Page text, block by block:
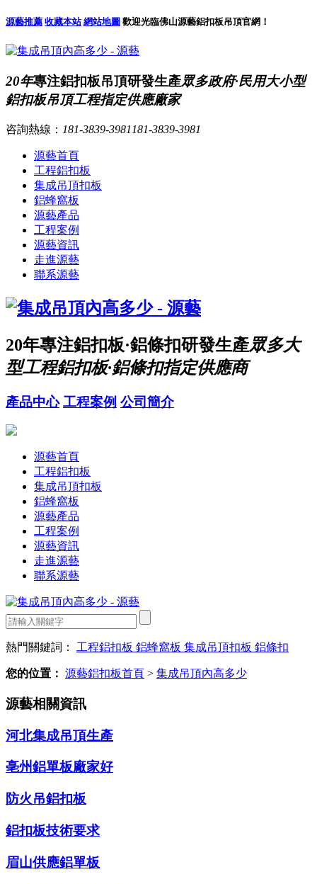
源藝推薦 收藏本站 網站地圖 歡迎光臨佛山源藝鋁扣板吊頂官網！
20年專注鋁扣板吊頂研發生產眾多政府·民用大小型
鋁扣板吊頂工程指定供應廠家
咨詢熱線： 181-3839-3981 181-3839-3981
源藝首頁
工程鋁扣板
集成吊頂扣板
鋁蜂窩板
源藝產品
工程案例
源藝資訊
走進源藝
聯系源藝
20年專注鋁扣板·鋁條扣研發生產眾多大
型工程鋁扣板·鋁條扣指定供應商
產品中心 工程案例 公司簡介
源藝首頁
工程鋁扣板
集成吊頂扣板
鋁蜂窩板
源藝產品
工程案例
源藝資訊
走進源藝
聯系源藝
熱門關鍵詞： 工程鋁扣板 鋁蜂窩板 集成吊頂扣板 鋁條扣
您的位置： 源藝鋁扣板首頁 > 集成吊頂內高多少
源藝相關資訊
河北集成吊頂生產
亳州鋁單板廠家好
防火吊鋁扣板
鋁扣板技術要求
眉山供應鋁單板